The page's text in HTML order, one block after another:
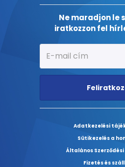
Ne maradjon le
iratkozzon fel
Adatkezelési
Sütikezelés a
Általános
Fizetés és